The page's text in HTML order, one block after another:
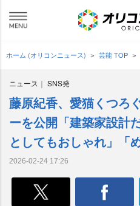
ホーム (オリコンニュース) 芸能 TOP
ニュース SNS発
藤原紀香、愛猫くつろ
ーを公開「建築家設計
としてもおしゃれ」「
2026-02-24 17:26